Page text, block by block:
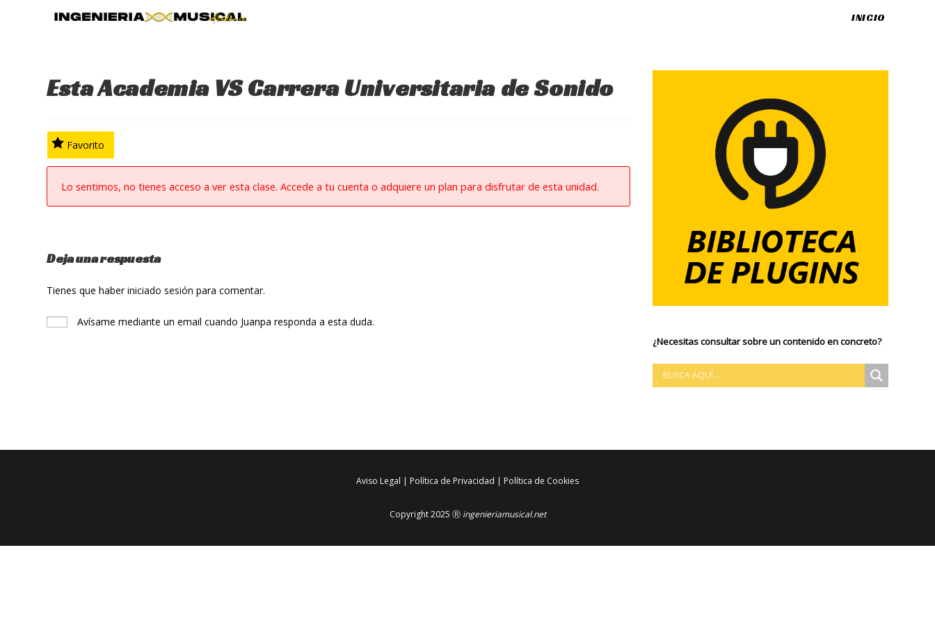
INICIO
Esta Academia VS Carrera Universitaria de Sonido
Favorito
Lo sentimos, no tienes acceso a ver esta clase. Accede a tu cuenta o adquiere un plan para disfrutar de esta unidad.
Deja una respuesta
Tienes que haberiniciado sesión para comentar.
Avísame mediante un email cuando Juanpa responda a esta duda.
¿Necesitas consultar sobre un contenido en concreto?
Aviso Legal | Política de Privacidad | Política de Cookies
Copyright 2025 Ⓡ ingenieriamusical.net